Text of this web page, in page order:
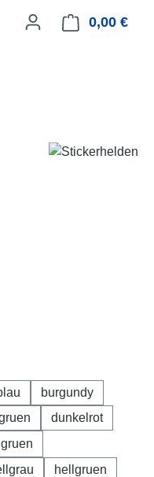
0,00 €
burgundy
dunkelrot
gruen
hellgruen